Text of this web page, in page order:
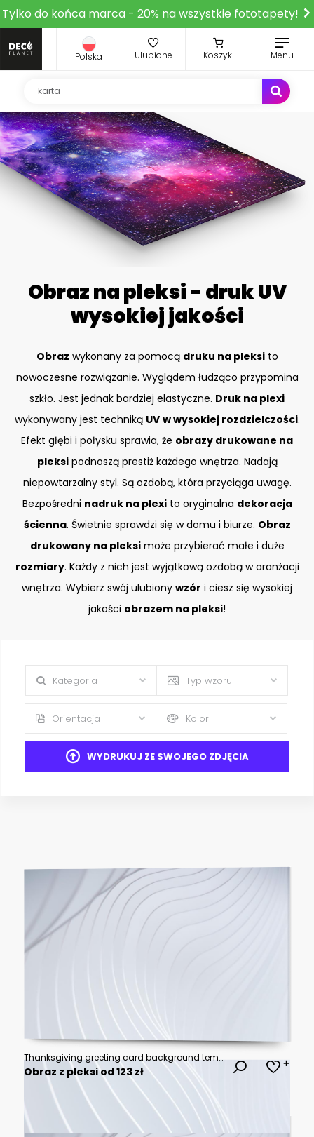
Tylko do końca marca - 20% na wszystkie fototapety!
Polska Ulubione Koszyk Menu
Obraz na pleksi - druk UV
wysokiej jakości
Obraz wykonany za pomocą druku na pleksito
nowoczesne rozwiązanie. Wyglądem łudząco przypomina
szkło. Jest jednak bardziej elastyczne. Druk na plexi
wykonywany jest techniką UV w wysokiej rozdzielczości.
Efekt głębi i połysku sprawia, że obrazy drukowane na
pleksipodnoszą prestiż każdego wnętrza. Nadają
niepowtarzalny styl. Są ozdobą, która przyciąga uwagę.
Bezpośredni nadruk na plexito oryginalna dekoracja
ścienna. Świetnie sprawdzi się w domu i biurze. Obraz
drukowany na pleksimoże przybierać małe i duże
rozmiary. Każdy z nich jest wyjątkową ozdobą w aranżacji
wnętrza. Wybierz swój ulubiony wzór i ciesz się wysokiej
jakości obrazem na pleksi!
Kategoria Typ wzoru
Orientacja Kolor
WYDRUKUJ ZE SWOJEGO ZDJĘCIA
Thanksgiving greeting card background template design.
Obraz z pleksi od 123 zł